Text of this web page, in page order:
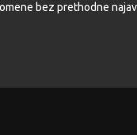
bez prethodne